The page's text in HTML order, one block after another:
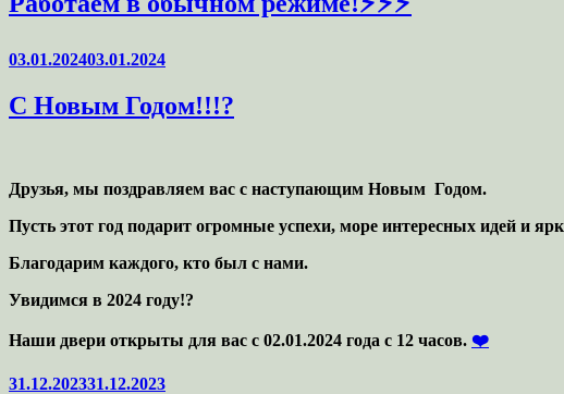
Опубликовано
03.01.202403.01.2024
С Новым Годом!!!?
Друзья, мы поздравляем вас с наступающим Новым Годом.
Пусть этот год подарит огромные успехи, море интересных идей и
Благодарим каждого, кто был с нами.
Увидимся в 2024 году!?
Наши двери открыты для вас с 02.01.2024 года с 12 часов. ❤️
Опубликовано
31.12.202331.12.2023